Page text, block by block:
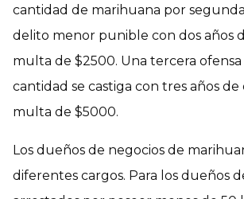
cantidad de marihuana por
delito menor punible con dos años
multa de $2500. Una tercera
cantidad se castiga con tres años
multa de $5000.
Los dueños de negocios de
diferentes cargos. Para los dueños